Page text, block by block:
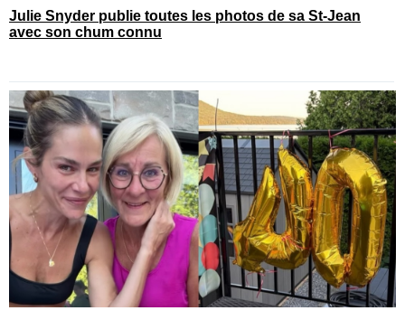
Julie Snyder publie toutes les photos de sa St-Jean
avec son chum connu